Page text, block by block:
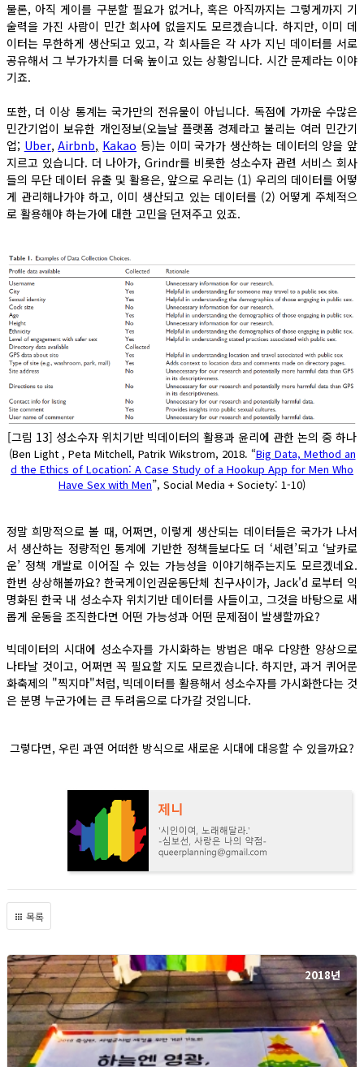
물론, 아직 게이를 구분할 필요가 없거나, 혹은 아직까지는 그렇게까지 기
술력을 가진 사람이 민간 회사에 없을지도 모르겠습니다. 하지만, 이미 데
이터는 무한하게 생산되고 있고, 각 회사들은 각 사가 지닌 데이터를 서로
공유해서 그 부가가치를 더욱 높이고 있는 상황입니다. 시간 문제라는 이야
기죠.
또한, 더 이상 통계는 국가만의 전유물이 아닙니다. 독점에 가까운 수많은
민간기업이 보유한 개인정보(오늘날 플랫폼 경제라고 불리는 여러 민간기
업; Uber,Airbnb, Kakao 등)는 이미 국가가 생산하는 데이터의 양을 앞
지르고 있습니다. 더 나아가, Grindr를 비롯한 성소수자 관련 서비스 회사
들의 무단 데이터 유출 및 활용은, 앞으로 우리는 (1) 우리의 데이터를 어떻
게 관리해나가야 하고, 이미 생산되고 있는 데이터를 (2) 어떻게 주체적으
로 활용해야 하는가에 대한 고민을 던져주고 있죠.
[그림 13] 성소수자 위치기반 빅데이터의 활용과 윤리에 관한 논의 중 하나
(Ben Light , Peta Mitchell, Patrik Wikstrom, 2018. “Big Data, Method an
d the Ethics of Location: A Case Study of a Hookup App for Men Who
Have Sex with Men”, Social Media + Society: 1-10)
정말 희망적으로 볼 때, 어쩌면, 이렇게 생산되는 데이터들은 국가가 나서
서 생산하는 정량적인 통계에 기반한 정책들보다도 더 ‘세련’되고 ‘날카로
운’ 정책 개발로 이어질 수 있는 가능성을 이야기해주는지도 모르겠네요.
한번 상상해볼까요? 한국게이인권운동단체 친구사이가, Jack'd 로부터 익
명화된 한국 내 성소수자 위치기반 데이터를 사들이고, 그것을 바탕으로 새
롭게 운동을 조직한다면 어떤 가능성과 어떤 문제점이 발생할까요?
빅데이터의 시대에 성소수자를 가시화하는 방법은 매우 다양한 양상으로
나타날 것이고, 어쩌면 꼭 필요할 지도 모르겠습니다. 하지만, 과거 퀴어문
화축제의 "찍지마"처럼, 빅데이터를 활용해서 성소수자를 가시화한다는 것
은 분명 누군가에는 큰 두려움으로 다가갈 것입니다.
그렇다면, 우린 과연 어떠한 방식으로 새로운 시대에 대응할 수 있을까요?
목록
2018년